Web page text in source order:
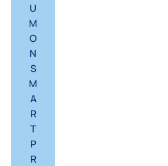
U
M
O
N
S
M
A
R
T
P
R